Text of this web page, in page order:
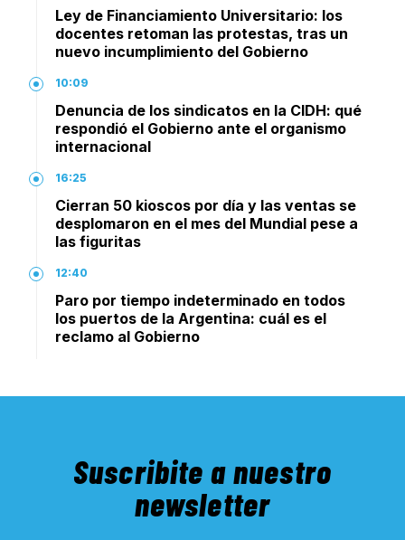
Ley de Financiamiento Universitario: los
docentes retoman las protestas, tras un
nuevo incumplimiento del Gobierno
10:09
Denuncia de los sindicatos en la CIDH: qué
respondió el Gobierno ante el organismo
internacional
16:25
Cierran 50 kioscos por día y las ventas se
desplomaron en el mes del Mundial pese a
las figuritas
12:40
Paro por tiempo indeterminado en todos
los puertos de la Argentina: cuál es el
reclamo al Gobierno
Suscribite a nuestro
newsletter